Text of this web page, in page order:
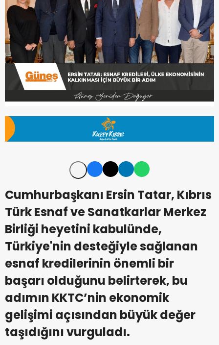
Cumhurbaşkanı Ersin Tatar, Kıbrıs
Türk Esnaf ve Sanatkarlar Merkez
Birliği heyetini kabulünde,
Türkiye'nin desteğiyle sağlanan
esnaf kredilerinin önemli bir
başarı olduğunu belirterek, bu
adımın KKTC’nin ekonomik
gelişimi açısından büyük değer
taşıdığını vurguladı.